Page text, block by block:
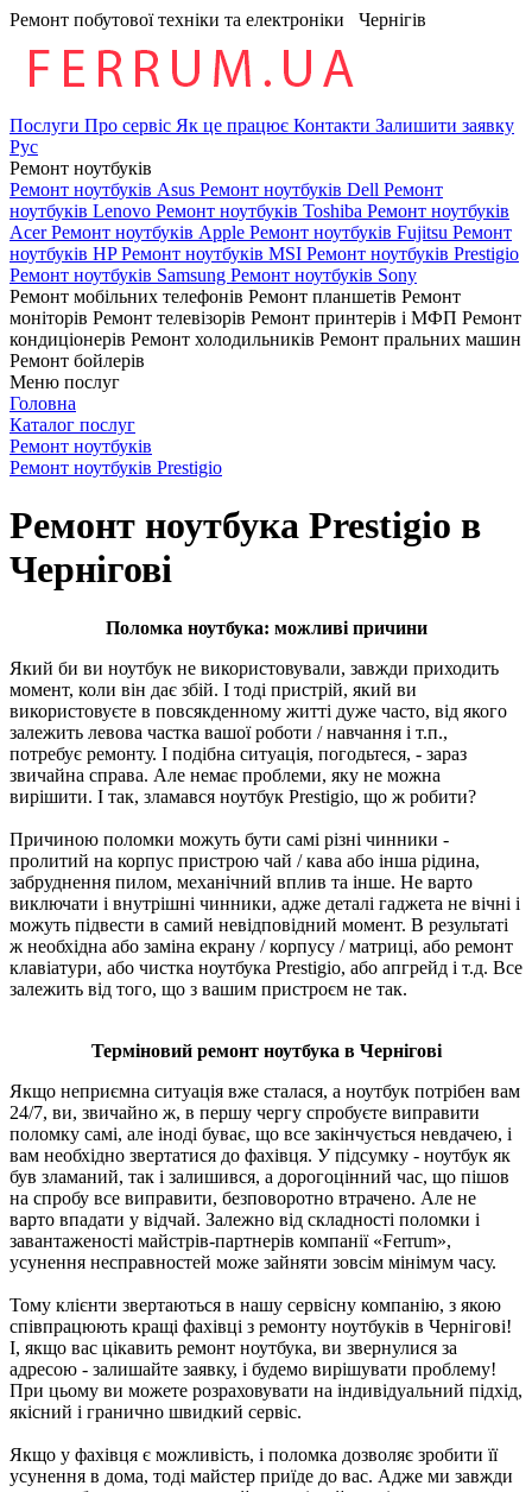
Ремонт побутової техніки та електроніки Чернігів
Послуги Про сервіс Як це працює Контакти Залишити заявку
Рус
Ремонт ноутбуків
Ремонт ноутбуків Asus Ремонт ноутбуків Dell Ремонт
ноутбуків Lenovo Ремонт ноутбуків Toshiba Ремонт ноутбуків
AcerРемонт ноутбуків Apple Ремонт ноутбуків Fujitsu Ремонт
ноутбуків HPРемонт ноутбуків MSI Ремонт ноутбуків Prestigio
Ремонт ноутбуків Samsung Ремонт ноутбуків Sony
Ремонт мобільних телефонів Ремонт планшетів Ремонт
моніторів Ремонт телевізорів Ремонт принтерів і МФП Ремонт
кондиціонерів Ремонт холодильників Ремонт пральних машин
Ремонт бойлерів
Меню послуг
Головна
Каталог послуг
Ремонт ноутбуків
Ремонт ноутбуків Prestigio
Ремонт ноутбука Prestigio в
Чернігові
Поломка ноутбука: можливі причини
Який би ви ноутбук не використовували, завжди приходить
момент, коли він дає збій. І тоді пристрій, який ви
використовуєте в повсякденному житті дуже часто, від якого
залежить левова частка вашої роботи / навчання і т.п.,
потребує ремонту. І подібна ситуація, погодьтеся, - зараз
звичайна справа. Але немає проблеми, яку не можна
вирішити. І так, зламався ноутбук Prestigio, що ж робити?
Причиною поломки можуть бути самі різні чинники -
пролитий на корпус пристрою чай / кава або інша рідина,
забруднення пилом, механічний вплив та інше. Не варто
виключати і внутрішні чинники, адже деталі гаджета не вічні і
можуть підвести в самий невідповідний момент. В результаті
ж необхідна або заміна екрану / корпусу / матриці, або ремонт
клавіатури, або чистка ноутбука Prestigio, або апгрейд і т.д. Все
залежить від того, що з вашим пристроєм не так.
Терміновий ремонт ноутбука в Чернігові
Якщо неприємна ситуація вже сталася, а ноутбук потрібен вам
24/7, ви, звичайно ж, в першу чергу спробуєте виправити
поломку самі, але іноді буває, що все закінчується невдачею, і
вам необхідно звертатися до фахівця. У підсумку - ноутбук як
був зламаний, так і залишився, а дорогоцінний час, що пішов
на спробу все виправити, безповоротно втрачено. Але не
варто впадати у відчай. Залежно від складності поломки і
завантаженості майстрів-партнерів компанії «Ferrum»,
усунення несправностей може зайняти зовсім мінімум часу.
Тому клієнти звертаються в нашу сервісну компанію, з якою
співпрацюють кращі фахівці з ремонту ноутбуків в Чернігові!
І, якщо вас цікавить ремонт ноутбука, ви звернулися за
адресою - залишайте заявку, і будемо вирішувати проблему!
При цьому ви можете розраховувати на індивідуальний підхід,
якісний і гранично швидкий сервіс.
Якщо у фахівця є можливість, і поломка дозволяє зробити її
усунення в дома, тоді майстер приїде до вас. Адже ми завжди